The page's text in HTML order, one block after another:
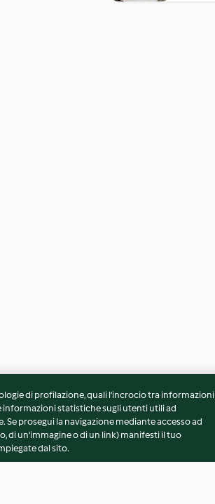
di profilazione, quali l’incrocio tra informazioni
informazioni statistiche sugli utenti utili ad
prosegui la navigazione mediante accesso ad
di un'immagine o di un link) manifesti il tuo
dal sito.